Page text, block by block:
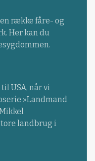
række fåre- og
Her kan du
USA, når vi
»Landmand
landbrug i